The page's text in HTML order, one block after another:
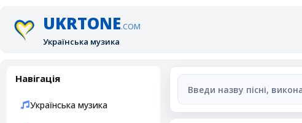
UKRTONE.COM
Українська музика
Навігація
Українська музика